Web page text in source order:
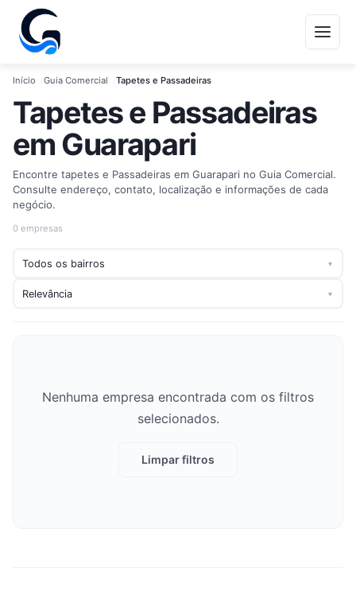
Início Guia Comercial Tapetes e Passadeiras
Tapetes e Passadeiras
em Guarapari
Encontre tapetes e Passadeiras em Guarapari no Guia Comercial.
Consulte endereço, contato, localização e informações de cada
negócio.
0 empresas
▾
▾
Nenhuma empresa encontrada com os filtros
selecionados.
Limpar filtros